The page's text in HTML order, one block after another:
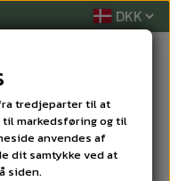
tredjeparter til at
markedsføring og til
anvendes af
dit samtykke ved at
siden.